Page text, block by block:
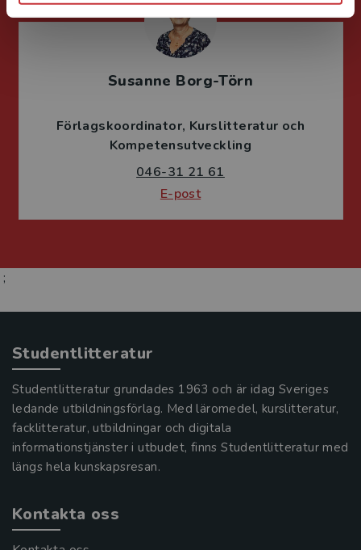
Susanne Borg-Törn
Förlagskoordinator Kurslitteratur och
Kompetensutveckling
046-31 21 61
E-post
;
Studentlitteratur
Studentlitteratur grundades 1963 och är idag Sveriges
ledande utbildningsförlag. Med läromedel, kurslitteratur,
facklitteratur, utbildningar och digitala
informationstjänster i utbudet, finns Studentlitteratur med
längs hela kunskapsresan.
Kontakta oss